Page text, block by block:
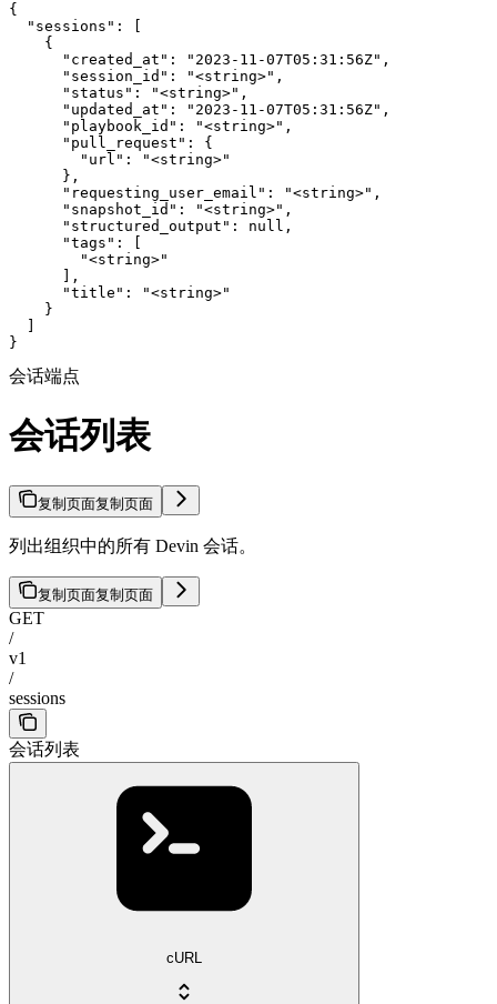
{
  "sessions": [
    {
      "created_at": "2023-11-07T05:31:56Z",
      "session_id": "<string>",
      "status": "<string>",
      "updated_at": "2023-11-07T05:31:56Z",
      "playbook_id": "<string>",
      "pull_request": {
        "url": "<string>"
      },
      "requesting_user_email": "<string>",
      "snapshot_id": "<string>",
      "structured_output": null,
      "tags": [
        "<string>"
      ],
      "title": "<string>"
    }
}
会话端点
会话列表
复制页面复制页面
列出组织中的所有 Devin 会话。
复制页面复制页面
GET
/
v1
/
sessions
会话列表
cURL